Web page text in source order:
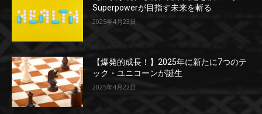
Superpowerが目指す未来を斬る
2025年4月23日
【爆発的成長！】2025年に新たに7つのテ
ック・ユニコーンが誕生
2025年4月22日